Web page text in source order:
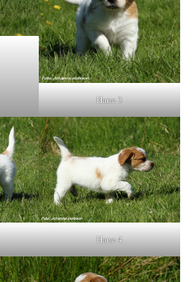
Hane 3
Hane 4